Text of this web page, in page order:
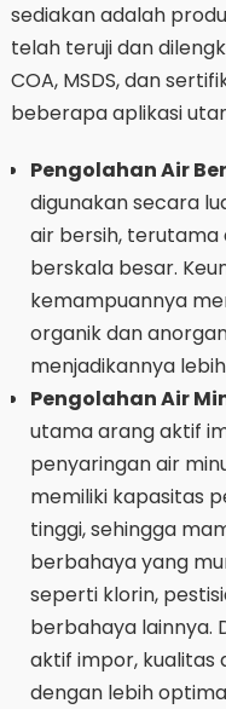
sediakan adalah
telah teruji dan
COA, MSDS, dan
beberapa aplikasi
Pengolahan Air
digunakan secara
air bersih,
berskala besar.
kemampuannya
organik dan
menjadikannya
Pengolahan Air
utama arang aktif
penyaringan air
memiliki kapasitas
tinggi, sehingga
berbahaya yang
seperti klorin,
berbahaya lainnya.
aktif impor, kualitas
dengan lebih